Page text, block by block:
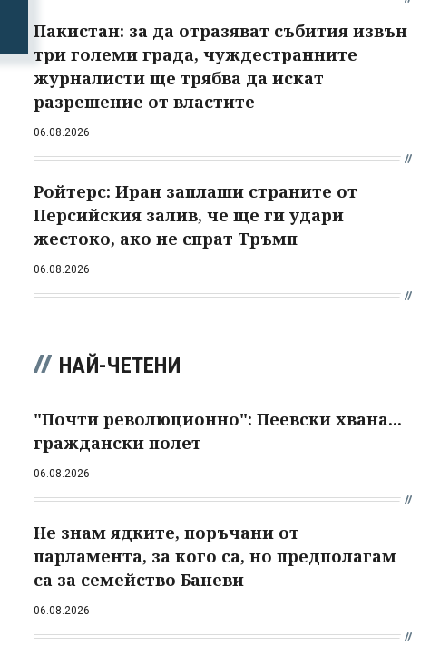
Пакистан: за да отразяват събития извън
три големи града, чуждестранните
журналисти ще трябва да искат
разрешение от властите
06.08.2026
Ройтерс: Иран заплаши страните от
Персийския залив, че ще ги удари
жестоко, ако не спрат Тръмп
06.08.2026
НАЙ-ЧЕТЕНИ
"Почти революционно": Пеевски хвана...
граждански полет
06.08.2026
Не знам ядките, поръчани от
парламента, за кого са, но предполагам
са за семейство Баневи
06.08.2026